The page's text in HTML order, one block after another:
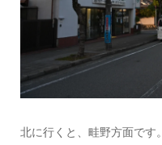
北に行くと、畦野方面です。